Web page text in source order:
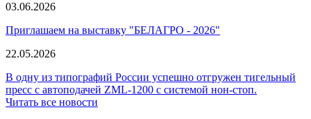
03.06.2026
Приглашаем на выставку "БЕЛАГРО - 2026"
22.05.2026
В одну из типографий России успешно отгружен тигельный
пресс с автоподачей ZML-1200 с системой нон-стоп.
Читать все новости